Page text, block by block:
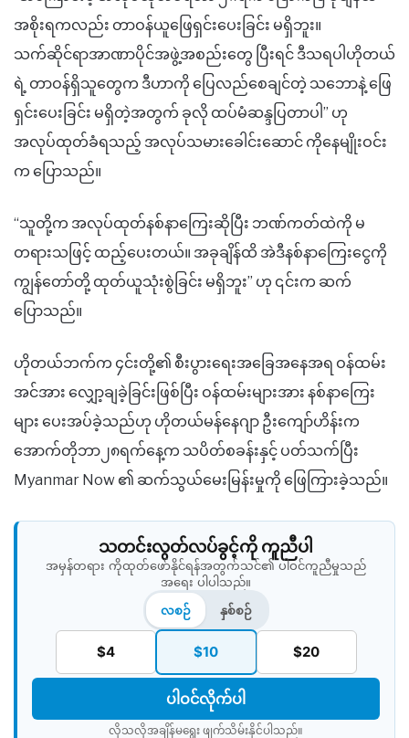
အစိုးရကလည်း တာဝန်ယူဖြေရှင်းပေးခြင်း မရှိဘူး။
သက်ဆိုင်ရာအာဏာပိုင်အဖွဲ့အစည်းတွေ ပြီးရင် ဒီသရပါဟိုတယ်
ရဲ့ တာဝန်ရှိသူတွေက ဒီဟာကို ပြေလည်စေချင်တဲ့ သဘောနဲ့ ဖြေ
ရှင်းပေးခြင်း မရှိတဲ့အတွက် ခုလို ထပ်မံဆန္ဒပြတာပါ” ဟု
အလုပ်ထုတ်ခံရသည့် အလုပ်သမားခေါင်းဆောင် ကိုနေမျိုးဝင်း
က ပြောသည်။
“သူတို့က အလုပ်ထုတ်နစ်နာကြေးဆိုပြီး ဘဏ်ကတ်ထဲကို မ
တရားသဖြင့် ထည့်ပေးတယ်။ အခုချိန်ထိ အဲဒီနစ်နာကြေးငွေကို
ကျွန်တော်တို့ ထုတ်ယူသုံးစွဲခြင်း မရှိဘူး” ဟု ၎င်းက ဆက်
ပြောသည်။
ဟိုတယ်ဘက်က ၄င်းတို့၏ စီးပွားရေးအခြေအနေအရ ဝန်ထမ်း
အင်အား လျှော့ချခဲ့ခြင်းဖြစ်ပြီး ဝန်ထမ်းများအား နစ်နာကြေး
များ ပေးအပ်ခဲ့သည်ဟု ဟိုတယ်မန်နေဂျာ ဦးကျော်ဟိန်းက
အောက်တိုဘာ၂၈ရက်နေ့က သပိတ်စခန်းနှင့် ပတ်သက်ပြီး
Myanmar Now ၏ ဆက်သွယ်မေးမြန်းမှုကို ဖြေကြားခဲ့သည်။
သတင်းလွတ်လပ်ခွင့်ကို ကူညီပါ
အမှန်တရား ကိုထုတ်ဖော်နိုင်ရန်အတွက်သင်၏ ပါဝင်ကူညီမှုသည်
အရေး ပါပါသည်။
လစဉ်
နှစ်စဉ်
$4 $10 $20
ပါဝင်လိုက်ပါ
လိုသလိုအချိန်မရွေး ဖျက်သိမ်းနိုင်ပါသည်။​